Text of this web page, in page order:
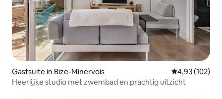
Gastsuite in Bize-Minervois Gemiddelde
4,93 (102)
Heerlijke studio met zwembad en prachtig uitzicht